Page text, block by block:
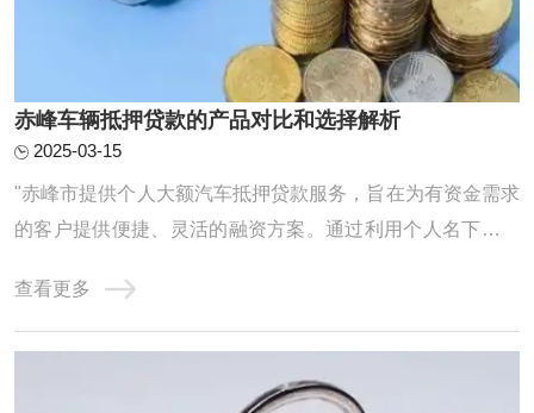
赤峰车辆抵押贷款的产品对比和选择解析
2025-03-15
"赤峰市提供个人大额汽车抵押贷款服务，旨在为有资金需求
的客户提供便捷、灵活的融资方案。通过利用个人名下汽车
消费、经营等多种用途。贷款流程简单，审批迅速，是解决
短期资金需求的理想选择。"赤峰车辆抵押贷款怎么选?很多
查看更多